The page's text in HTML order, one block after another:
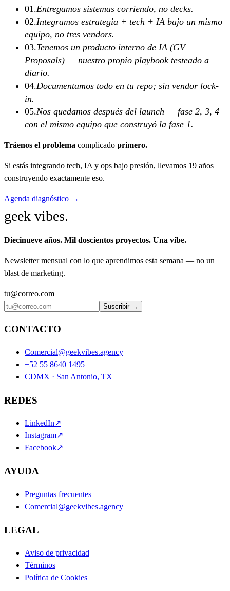
01.Entregamos sistemas corriendo, no decks.
02.Integramos estrategia + tech + IA bajo un mismo
equipo, no tres vendors.
03.Tenemos un producto interno de IA (GV
Proposals) — nuestro propio playbook testeado a
diario.
04.Documentamos todo en tu repo; sin vendor lock-
in.
05.Nos quedamos después del launch — fase 2, 3, 4
con el mismo equipo que construyó la fase 1.
Tráenos el problema complicado primero.
Si estás integrando tech, IA y ops bajo presión, llevamos 19 años
construyendo exactamente eso.
Agenda diagnóstico →
geek vibes.
Diecinueve años. Mil doscientos proyectos. Una vibe.
Newsletter mensual con lo que aprendimos esta semana — no un
blast de marketing.
tu@correo.com
Suscribir →
CONTACTO
Comercial@geekvibes.agency
+52 55 8640 1495
CDMX · San Antonio, TX
REDES
LinkedIn↗
Instagram↗
Facebook↗
AYUDA
Preguntas frecuentes
Comercial@geekvibes.agency
LEGAL
Aviso de privacidad
Términos
Política de Cookies